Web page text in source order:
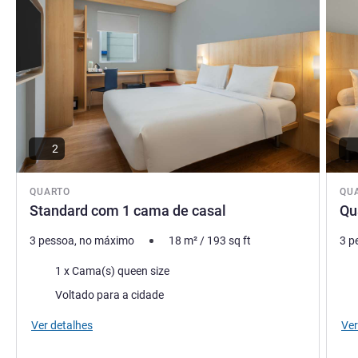
QUARTO
Standard com 1 cama de casal
2
3 pessoa, no máximo 18 m²/ 193 sq ft
Roupa de cama
1 x Cama(s) queen size
Vistas:Voltado para a cidade
Ver detalhes
3